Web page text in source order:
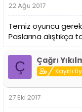
22 Ağu 2017
Temiz oyuncu
Paslarına alıştıkça
Ç Çağrı
Kayıtlı
27 Eki 2017